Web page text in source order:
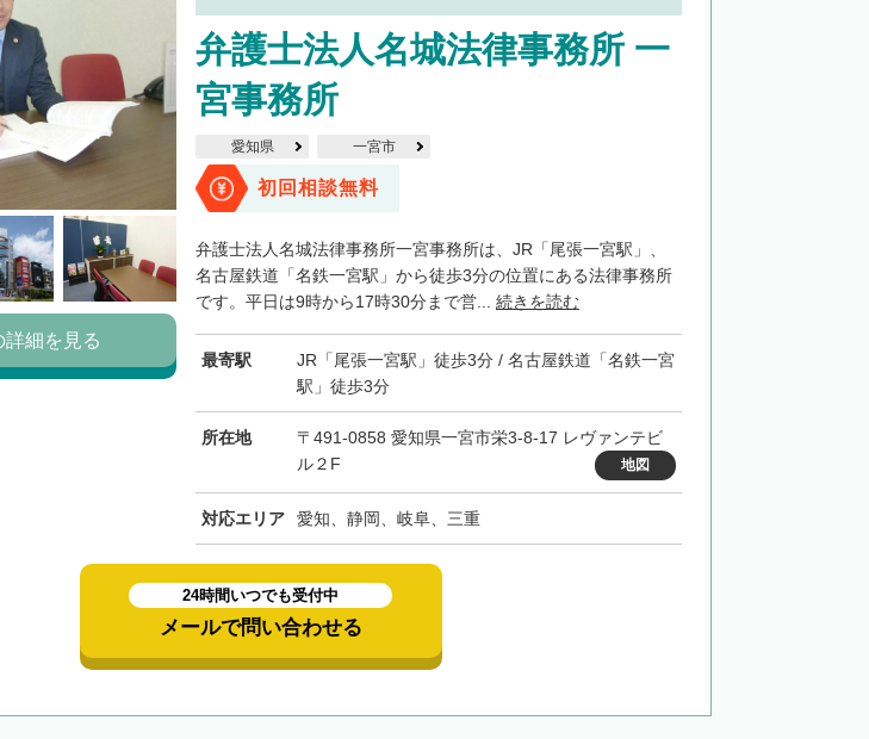
弁護士法人名城法律事務所 一
宮事務所
愛知県 一宮市
初回相談無料
弁護士法人名城法律事務所一宮事務所は、JR「尾張一宮駅」、
名古屋鉄道「名鉄一宮駅」から徒歩3分の位置にある法律事務所
です。平日は9時から17時30分まで営... 続きを読む
最寄駅
JR「尾張一宮駅」徒歩3分 / 名古屋鉄道「名鉄一宮
駅」徒歩3分
所在地
〒491-0858 愛知県一宮市栄3-8-17 レヴァンテビ
ル２F
地図
対応エリア 愛知、静岡、岐阜、三重
詳細を見る
24時間いつでも受付中
メールで問い合わせる